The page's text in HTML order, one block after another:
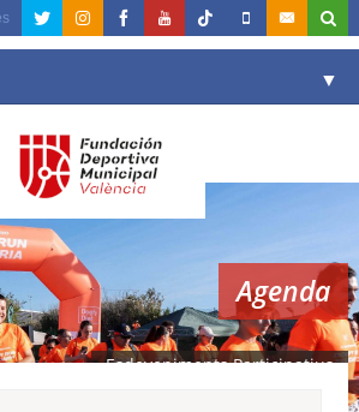
▼
▼
▼
Agenda
Esdeveniments Participatius